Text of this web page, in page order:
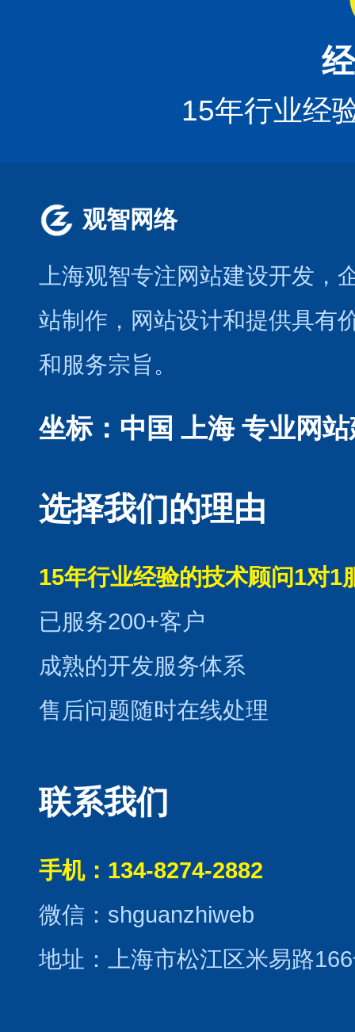
15年行业经
观智网络
上海观智专注网站建设开发 ，
站制作 ， 网站设计和提供具有
和服务宗旨。
坐标：中国 上海 专业网
选择我们的理由
15年行业经验的技术顾问1对1
已服务200+客户
成熟的开发服务体系
售后问题随时在线处理
联系我们
手机：134-8274-2882
微信：shguanzhiweb
地址：上海市松江区米易路